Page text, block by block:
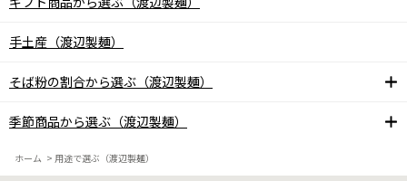
手土産（渡辺製麺）
そば粉の割合から選ぶ（渡辺製麺）
季節商品から選ぶ（渡辺製麺）
ホーム > 用途で選ぶ（渡辺製麺）